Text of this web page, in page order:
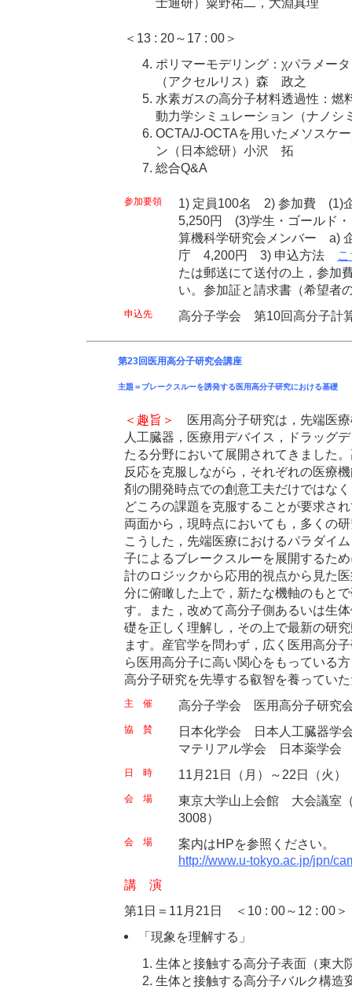
＜13 : 20～17 : 00＞
ポリマーモデリング：χパラメー
（アクセルリス）森 政之
水素ガスの高分子材料透過性：燃
動力学シミュレーション（ナノ
OCTA/J-OCTAを用いたメソスケ
ン（日本総研）小沢 拓
総合Q&A
参加要領
1) 定員100名 2) 参加費 (1)
5,250円 (3)学生・ゴールド
算機科学研究会メンバー a)
庁 4,200円 3) 申込方法
たは郵送にて送付の上，参加
い。参加証と請求書（希望者
申込先 高分子学会 第10回高分子計
第23回医用高分子研究会講座
主題＝ブレークスルーを誘発する医用高分子研究における基礎
＜趣旨＞
医用高分子研究は，先端医
人工臓器，医療用デバイス，ドラッグ
たる分野において展開されてきました
反応を克服しながら，それぞれの医療
剤の開発時点での創意工夫だけではな
どころの課題を克服することが要求さ
両面から，現時点においても，多くの
こうした，先端医療におけるパラダイ
子によるブレークスルーを展開するた
計のロジックから応用的視点から見た
分に俯瞰した上で，新たな機軸のもと
す。また，改めて高分子側あるいは生
礎を正しく理解し，その上で最新の研
ます。産官学を問わず，広く医用高分
ら医用高分子に高い関心をもっている
高分子研究を先導する叡智を養ってい
主 催 高分子学会 医用高分子研究
協 賛
日本化学会 日本人工臓器
マテリアル学会 日本薬学会
日 時 11月21日（月）～22日（火）
会 場
東京大学山上会館 大会議室
3008）
会 場
案内はHPを参照ください。
http://www.u-tokyo.ac.jp/jpn/
講 演
第1日＝11月21日 ＜10 : 00～12 : 00＞
「現象を理解する」
生体と接触する高分子表面（東大
生体と接触する高分子バルク構造